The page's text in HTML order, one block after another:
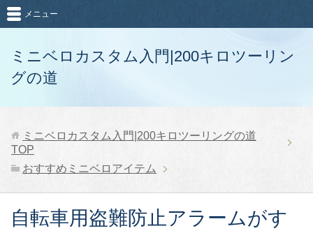
ミニベロカスタム入門|200キロツーリン
グの道
メニュー
ミニベロカスタム入門|200キロツーリングの道
TOP
おすすめミニベロアイテム
自転車用盗難防止アラームがす